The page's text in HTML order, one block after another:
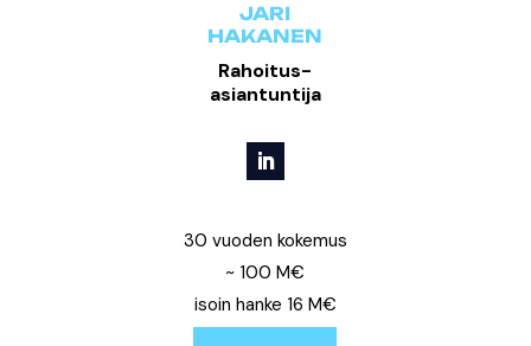
JARI
HAKANEN
Rahoitus-
asiantuntija
30 vuoden kokemus
~ 100 M€
isoin hanke 16 M€